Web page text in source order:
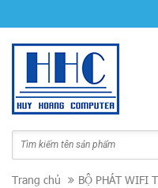
Trang chủ BỘ PHÁT WIFI